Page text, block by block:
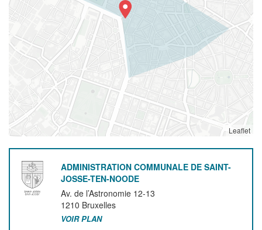
Leaflet
ADMINISTRATION COMMUNALE DE SAINT-
JOSSE-TEN-NOODE
Av. de l’Astronomie 12-13
1210 Bruxelles
VOIR PLAN